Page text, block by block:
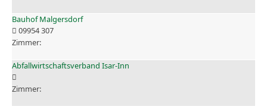
Bauhof Malgersdorf
09954 307
Abfallwirtschaftsverband Isar-Inn